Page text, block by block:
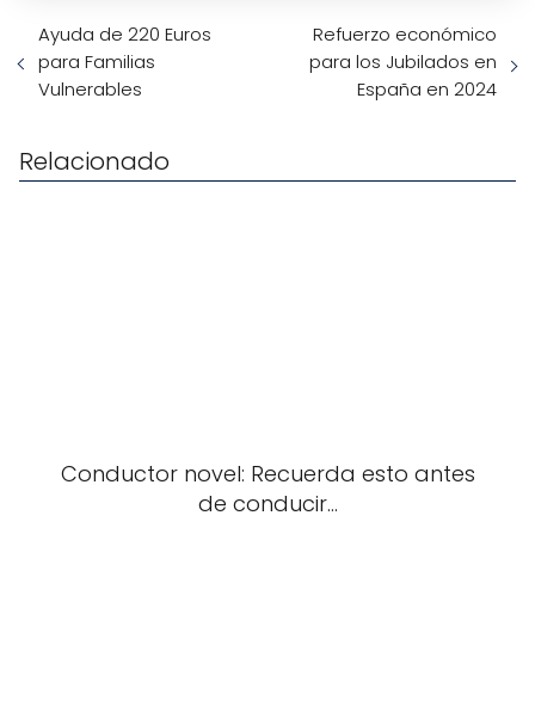
Ayuda de 220 Euros
para Familias
Vulnerables
Refuerzo económico
para los Jubilados en
España en 2024
Relacionado
Conductor novel: Recuerda esto antes
de conducir...